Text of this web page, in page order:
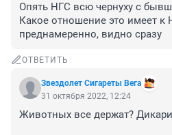
Опять НГС всю чернуху с
Какое отношение это имеет к
преднамеренно, видно сразу
ОТВЕТИТЬ
Звездолет Сигареты Вега
31 октября 2022, 12:24
Животных все держат?